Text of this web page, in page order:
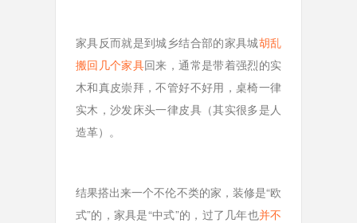
家具反而就是到城乡结合部的家具城胡乱
搬回几个家具回来，通常是带着强烈的实
木和真皮崇拜，不管好不好用，桌椅一律
实木，沙发床头一律皮具（其实很多是人
造革）。
结果搭出来一个不伦不类的家，装修是“欧
式”的，家具是“中式”的，过了几年也并不